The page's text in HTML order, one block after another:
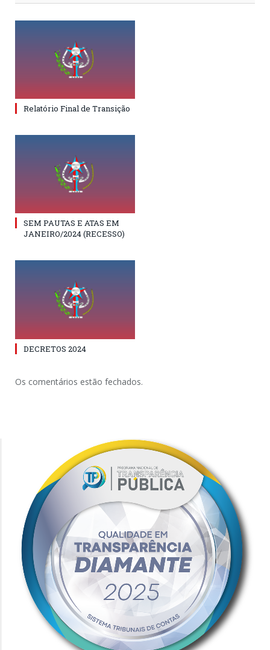
Relatório Final de Transição
SEM PAUTAS E ATAS EM
JANEIRO/2024 (RECESSO)
DECRETOS 2024
Os comentários estão fechados.